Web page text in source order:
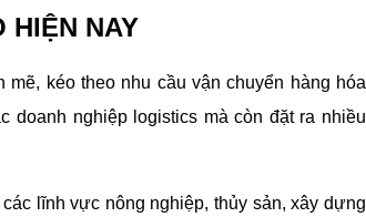
HIỆN NAY
kéo theo nhu cầu vận chuyển hàng hóa
nghiệp logistics mà còn đặt ra nhiều
lĩnh vực nông nghiệp, thủy sản, xây dựng